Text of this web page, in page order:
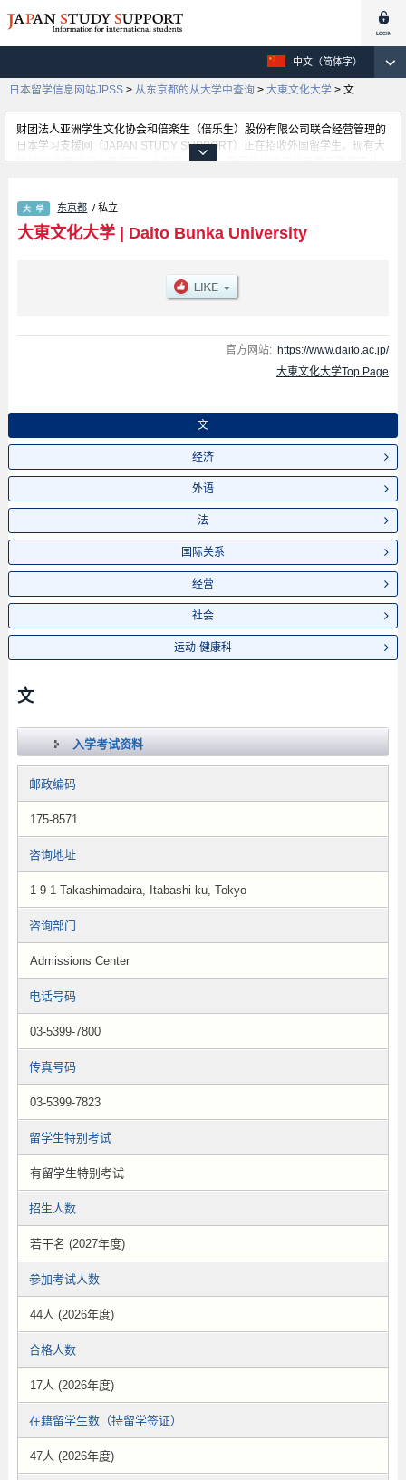
中文（简体字）
日本留学信息网站JPSS > 从东京都的从大学中查询 > 大東文化大学 > 文
财团法人亚洲学生文化协会和倍楽生（倍乐生）股份有限公司联合经营管理的
日本学习支援网（JAPAN STUDY SUPPORT）正在招收外国留学生。现有大
约1300个学校的大学学部、大学院、短大、专门学校的招生信息正登载于此
部、法 学部、国际关系 学部、经营 学部、社会 学部、运动·健康科 学部等各
学部的不同信息。招收名额、合格人数等考试信息，以及设施介绍、联系方式
等外国留学生必要的信息都登载于此，请务必查阅和利用此网。
东京都 / 私立
大東文化大学| Daito Bunka University
官方网站: https://www.daito.ac.jp/
大東文化大学Top Page
文
经济
外语
法
国际关系
经营
社会
运动·健康科
文
入学考试资料
邮政编码
175-8571
咨询地址
1-9-1 Takashimadaira, Itabashi-ku, Tokyo
咨询部门
Admissions Center
电话号码
03-5399-7800
传真号码
03-5399-7823
留学生特别考试
有留学生特别考试
招生人数
若干名 (2027年度)
参加考试人数
44人 (2026年度)
合格人数
17人 (2026年度)
在籍留学生数（持留学签证）
47人 (2026年度)